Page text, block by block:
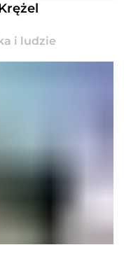
i ludzie